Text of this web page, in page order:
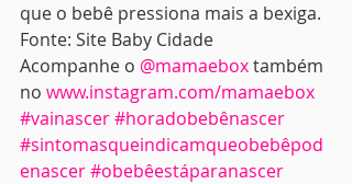
que o bebê pressiona mais a bexiga.
Fonte: Site Baby Cidade
Acompanhe o @mamaebox também
no www.instagram.com/mamaebox
#vainascer#horadobebênascer
#sintomasqueindicamqueobebêpod
enascer#obebêestáparanascer